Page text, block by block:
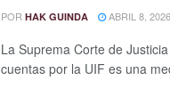
POR HAK GUINDA ABRIL 8, 2026
La Suprema Corte de
cuentas por la UIF es una